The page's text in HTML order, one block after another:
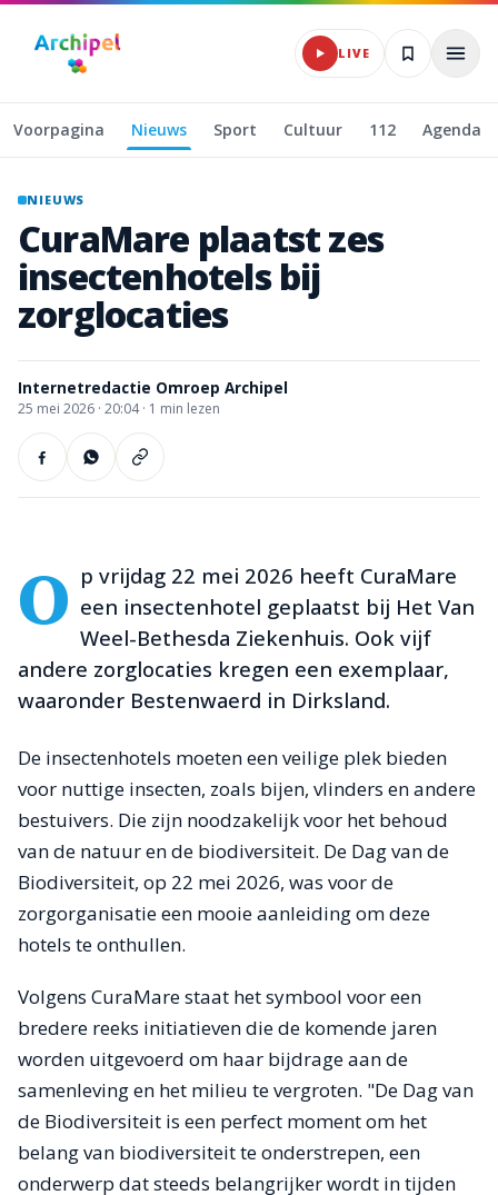
Naar hoofdinhoud
LIVE
Voorpagina Nieuws Sport Cultuur 112 Agenda
NIEUWS
CuraMare plaatstzes
insectenhotels bij
zorglocaties
Internetredactie Omroep Archipel
25 mei 2026 · 20:04 · 1 min lezen
O p vrijdag 22 mei 2026 heeft CuraMare
een insectenhotel geplaatst bij Het Van
Weel-Bethesda Ziekenhuis. Ook vijf
andere zorglocaties kregen een exemplaar,
waaronder Bestenwaerd in Dirksland.
De insectenhotels moeten een veilige plek bieden
voor nuttige insecten, zoals bijen, vlinders en andere
bestuivers. Die zijn noodzakelijk voor het behoud
van de natuur en de biodiversiteit. De Dag van de
Biodiversiteit, op 22 mei 2026, was voor de
zorgorganisatie een mooie aanleiding om deze
hotels te onthullen.
Volgens CuraMare staat het symbool voor een
bredere reeks initiatieven die de komende jaren
worden uitgevoerd om haar bijdrage aan de
samenleving en het milieu te vergroten. "De Dag van
de Biodiversiteit is een perfect moment om het
belang van biodiversiteit te onderstrepen, een
onderwerp dat steeds belangrijker wordt in tijden